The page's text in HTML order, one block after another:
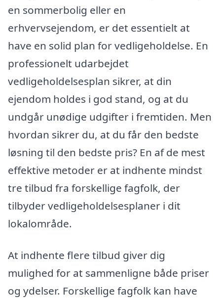
en sommerbolig eller en
erhvervsejendom, er det essentielt at
have en solid plan for vedligeholdelse. En
professionelt udarbejdet
vedligeholdelsesplan sikrer, at din
ejendom holdes i god stand, og at du
undgår unødige udgifter i fremtiden. Men
hvordan sikrer du, at du får den bedste
løsning til den bedste pris? En af de mest
effektive metoder er at indhente mindst
tre tilbud fra forskellige fagfolk, der
tilbyder vedligeholdelsesplaner i dit
lokalområde.
At indhente flere tilbud giver dig
mulighed for at sammenligne både priser
og ydelser. Forskellige fagfolk kan have